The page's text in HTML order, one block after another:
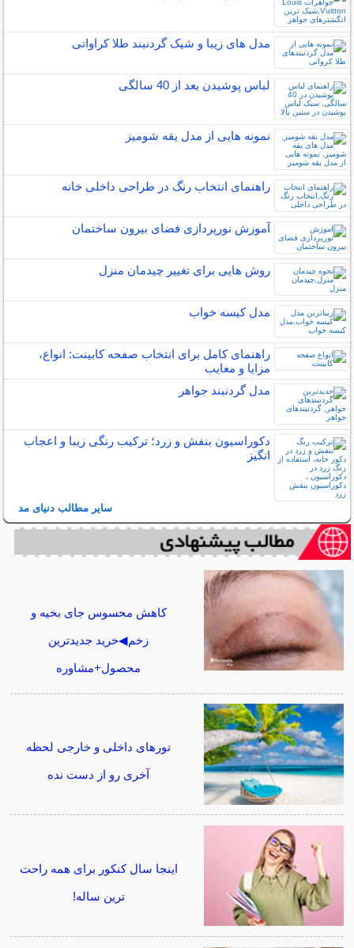
مدل های زیبا و شیک گردنبند طلا کراواتی
لباس پوشیدن بعد از 40 سالگی
نمونه هایی از مدل یقه شومیز
راهنمای انتخاب رنگ در طراحی داخلی خانه
آموزش نورپردازی فضای بیرون ساختمان
روش هایی برای تغییر چیدمان منزل
مدل کیسه خواب
راهنمای کامل برای انتخاب صفحه کابینت: انواع،
مزایا و معایب
مدل گردنبند جواهر
دکوراسیون بنفش و زرد؛ ترکیب رنگی زیبا و اعجاب
انگیز
سایر مطالب دنیای مد
کاهش محسوس جای بخیه و
زخم◀خرید جدیدترین
محصول+مشاوره
تورهای داخلی و خارجی لحظه
آخری رو از دست نده
اینجا سال کنکور برای همه راحت
ترین ساله!